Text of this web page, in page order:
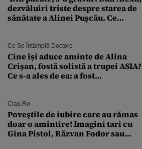
dezvăluiri triste despre starea de
sănătate a Alinei Pușcău. Ce
Ce Se Întâmplă Doctore
Cine își aduce aminte de Alina
Crișan, fostă solistă a trupei ASIA?
Ce s-a ales de ea: a fost
Ciao.ro
Poveştile de iubire care au rămas
doar o amintire! Imagini tari cu
Gina Pistol, Răzvan Fodor sau